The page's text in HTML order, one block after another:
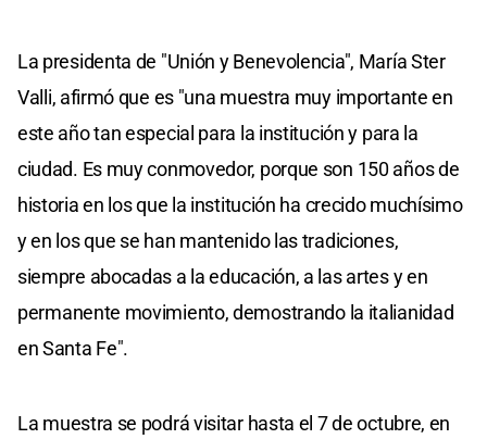
La presidenta de "Unión y Benevolencia", María Ster
Valli, afirmó que es "una muestra muy importante en
este año tan especial para la institución y para la
ciudad. Es muy conmovedor, porque son 150 años de
historia en los que la institución ha crecido muchísimo
y en los que se han mantenido las tradiciones,
siempre abocadas a la educación, a las artes y en
permanente movimiento, demostrando la italianidad
en Santa Fe".
La muestra se podrá visitar hasta el 7 de octubre, en